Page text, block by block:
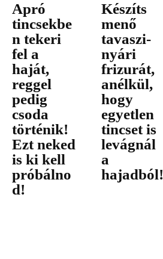
Apró
tincsekbe
n tekeri
fel a
haját,
reggel
pedig
csoda
történik!
Ezt neked
is ki kell
próbálno
d!
Készíts
menő
tavaszi-
nyári
frizurát,
anélkül,
hogy
egyetlen
tincset is
levágnál
a
hajadból!